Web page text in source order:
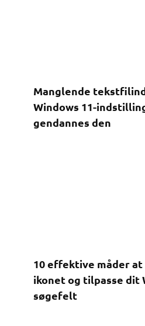
Manglende
Windows 11-
gendannes den
10 effektive måder
ikonet og tilpasse dit
søgefelt